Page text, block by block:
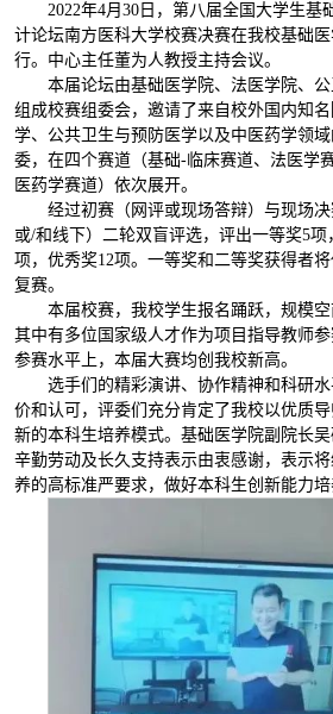
2022年4月30日，第八届全国大学生基
计论坛南方医科大学校赛决赛在我校基础
行。中心主任董为人教授主持会议。
本届论坛由基础医学院、法医学院、
组成校赛组委会，邀请了来自校外国内知
学、公共卫生与预防医学以及中医药学领
委，在四个赛道（基础-临床赛道、法医学
医药学赛道）依次展开。
经过初赛（网评或现场答辩）与现场
或/和线下）二轮双盲评选，评出一等奖5项
项，优秀奖12项。一等奖和二等奖获得者
复赛。
本届校赛，我校学生报名踊跃，规模空
其中有多位国家级人才作为项目指导教师
参赛水平上，本届大赛均创我校新高。
选手们的精彩演讲、协作精神和科研
价和认可，评委们充分肯定了我校以优质
新的本科生培养模式。基础医学院副院长
辛勤劳动及长久支持表示由衷感谢，表示
养的高标准严要求，做好本科生创新能力培